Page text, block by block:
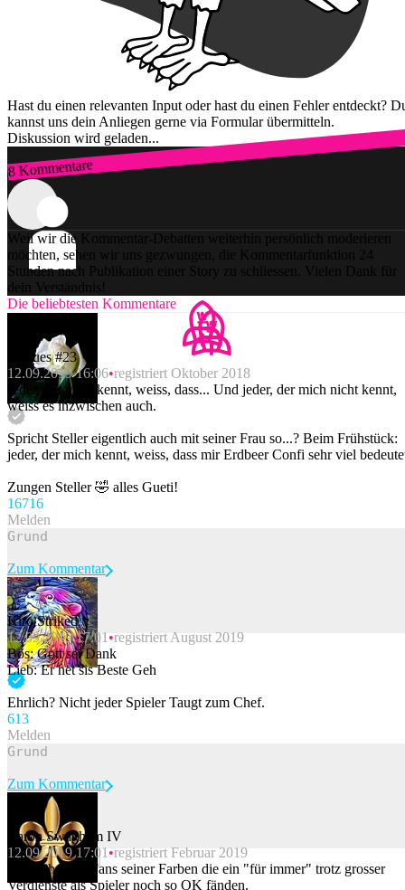
Hast du einen relevanten Input oder hast du einen Fehler entdeckt?
kannst uns dein Anliegen gerne via Formular übermitteln.
Diskussion wird geladen...
8 Kommentare
Zum Login
Weil wir die Kommentar-Debatten weiterhin persönlich moderieren
möchten, sehen wir uns gezwungen, die Kommentarfunktion 24
Stunden nach Publikation einer Story zu schliessen. Vielen Dank für
dein Verständnis!
Die beliebtesten Kommentare
Jacques #23
12.09.2019 16:06 registriert Oktober 2018
Jeder, der mich kennt, weiss, dass... Und jeder, der mich nicht kennt,
weiss es inzwischen auch.
Spricht Steller eigentlich auch mit seiner Frau so...? Beim Frühstück:
jeder, der mich kennt, weiss, dass mir Erdbeer Confi sehr viel
Zungen Steller 🤣 alles Gueti!
16716
Melden
Beitrag melden
Zum Kommentar
Kiro Striked
12.09.2019 17:01 registriert August 2019
Bös: Gott sei Dank
Lieb: Er het sis Beste Geh
Ehrlich? Nicht jeder Spieler Taugt zum Chef.
613
Melden
Beitrag melden
Zum Kommentar
Baron Swagham IV
12.09.2019 17:01 registriert Februar 2019
Also ich kenn Fans seiner Farben die ein "für immer" trotz grosser
Verdienste als Spieler noch so OK fänden.